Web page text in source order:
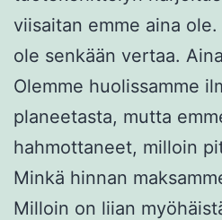
viisaitan emme aina
ole senkään vertaa.
Olemme huolissamme
planeetasta, mutta
hahmottaneet, milloin
Minkä hinnan
Milloin on liian